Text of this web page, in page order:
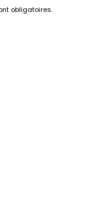
obligatoires.